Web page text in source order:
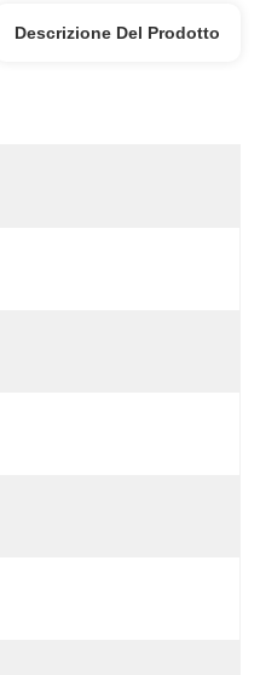
Descrizione Del Prodotto